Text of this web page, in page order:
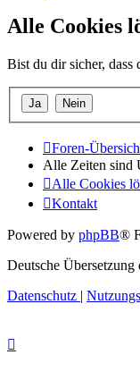
Alle Cookies
Bist du dir sicher, dass
Foren-
Alle Zeiten sind
Alle Cookies
Kontakt
Powered by phpBB®
Deutsche Übersetzung
Datenschutz |